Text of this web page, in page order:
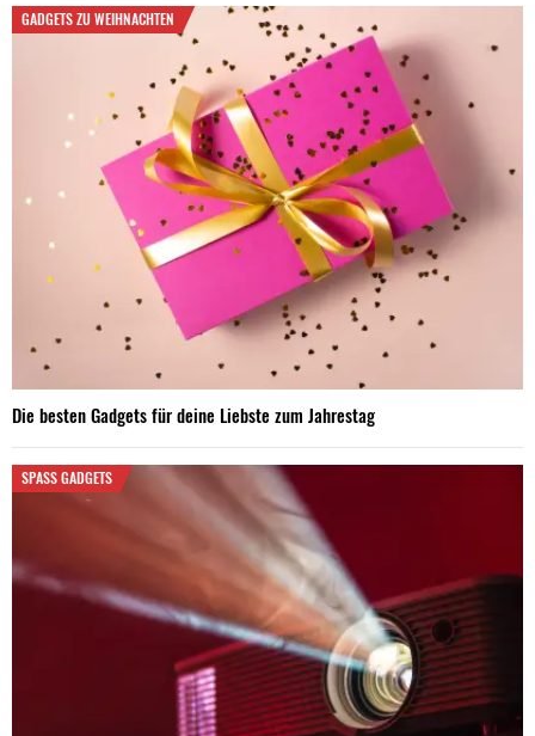
GADGETS ZU WEIHNACHTEN
Die besten Gadgets für deine Liebste zum Jahrestag
SPASS GADGETS